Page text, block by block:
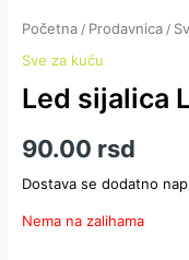
Početna / Prodavnica /
Sve za kuću
Led sijalica
90.00 rsd
Dostava se dodatno
Nema na zalihama